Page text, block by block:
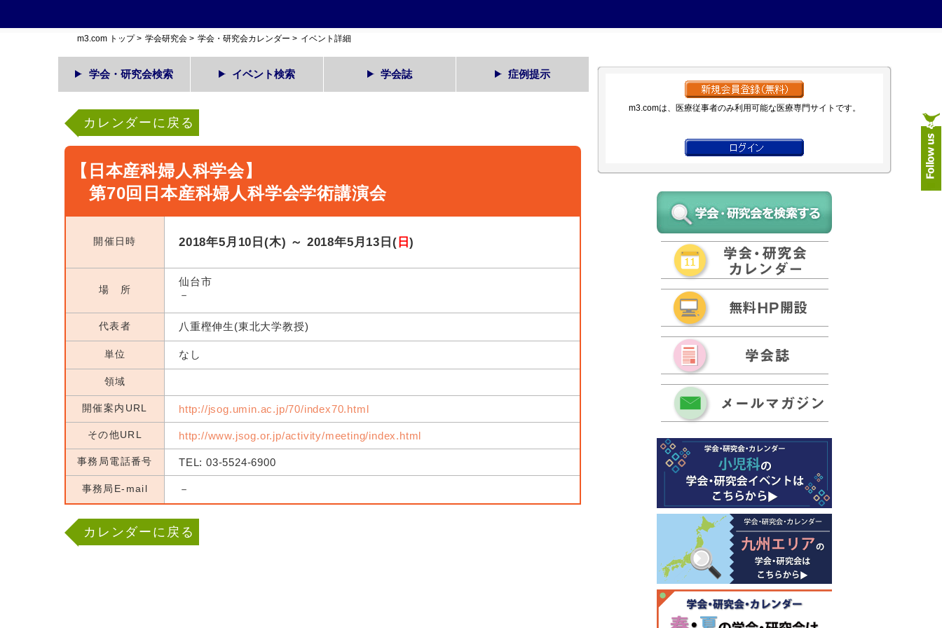
m3.com トップ> 学会研究会 > 学会・研究会カレンダー > イベント詳細
学会・研究会検索 イベント検索 学会誌 症例提示
カレンダーに戻る
【日本産科婦人科学会】
第70回日本産科婦人科学会学術講演会
開催日時 2018年5月10日(木) ～ 2018年5月13日( 日)
場 所
仙台市
－
代表者 八重樫伸生(東北大学教授)
単位 なし
領域
開催案内URL http://jsog.umin.ac.jp/70/index70.html
その他URL http://www.jsog.or.jp/activity/meeting/index.html
事務局電話番号 TEL: 03-5524-6900
事務局E-mail －
カレンダーに戻る
m3.comは、医療従事者のみ利用可能な医療専門サイトです。